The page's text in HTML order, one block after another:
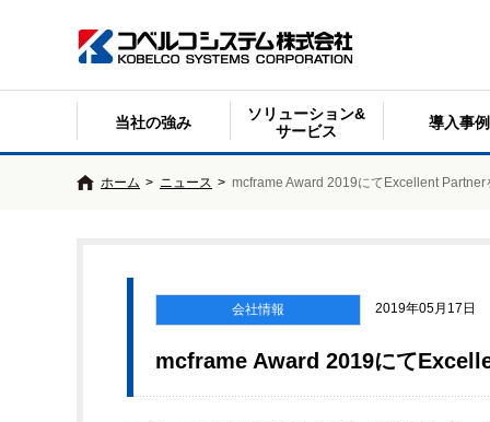
当社の強み
ソリューション&
サービス
導入事例
ホーム > ニュース > mcframe Award 2019にてExcellent Partner
会社情報 2019年05月17日
mcframe Award 2019にて